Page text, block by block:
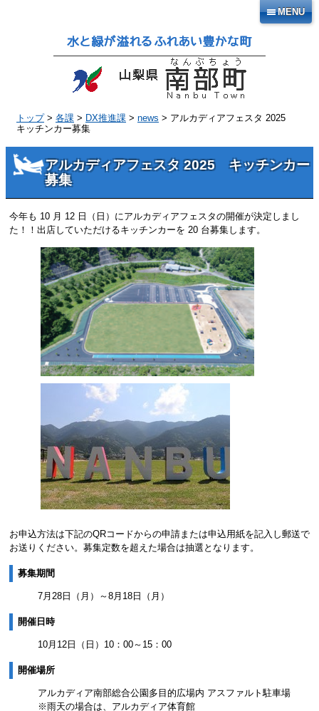
MENU
トップ> 各課 > DX推進課 > news > アルカディアフェスタ 2025
キッチンカー募集
アルカディアフェスタ 2025 キッチンカー
募集
今年も 10 月 12 日（日）にアルカディアフェスタの開催が決定しまし
た！！出店していただけるキッチンカーを 20 台募集します。
お申込方法は下記のQRコードからの申請または申込用紙を記入し郵送で
お送りください。募集定数を超えた場合は抽選となります。
募集期間
7月28日（月）～8月18日（月）
開催日時
10月12日（日）10：00～15：00
開催場所
アルカディア南部総合公園多目的広場内 アスファルト駐車場
※雨天の場合は、アルカディア体育館